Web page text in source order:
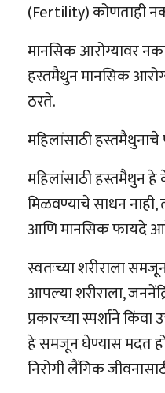
(Fertility) कोणताही
मानसिक आरोग्यावर
हस्तमैथुन मानसिक
ठरते.
महिलांसाठी
महिलांसाठी
मिळवण्याचे साधन
आणि मानसिक फायदे
स्वतःच्या शरीराला
आपल्या शरीराला,
प्रकारच्या स्पर्शाने
हे समजून घेण्यास मदत
निरोगी लैंगिक